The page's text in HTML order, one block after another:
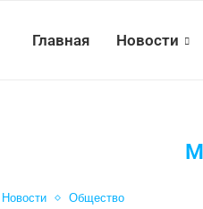
Главная Новости
Новости Общество